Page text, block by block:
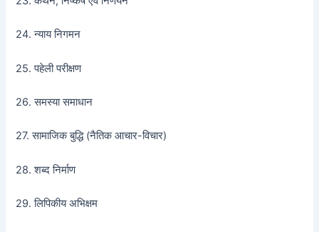
24. न्याय निगमन
25. पहेली परीक्षण
26. समस्या समाधान
27. सामाजिक बुद्धि (नैतिक आचार-विचार)
28. शब्द निर्माण
29. लिपिकीय अभिक्षम